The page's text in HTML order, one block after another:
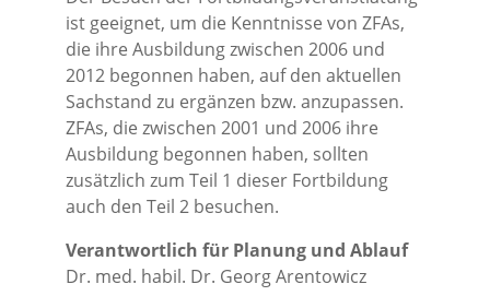
ist geeignet, um die Kenntnisse von ZFAs,
die ihre Ausbildung zwischen 2006 und
2012 begonnen haben, auf den aktuellen
Sachstand zu ergänzen bzw. anzupassen.
ZFAs, die zwischen 2001 und 2006 ihre
Ausbildung begonnen haben, sollten
zusätzlich zum Teil 1 dieser Fortbildung
auch den Teil 2 besuchen.
Verantwortlich für Planung und Ablauf
Dr. med. habil. Dr. Georg Arentowicz